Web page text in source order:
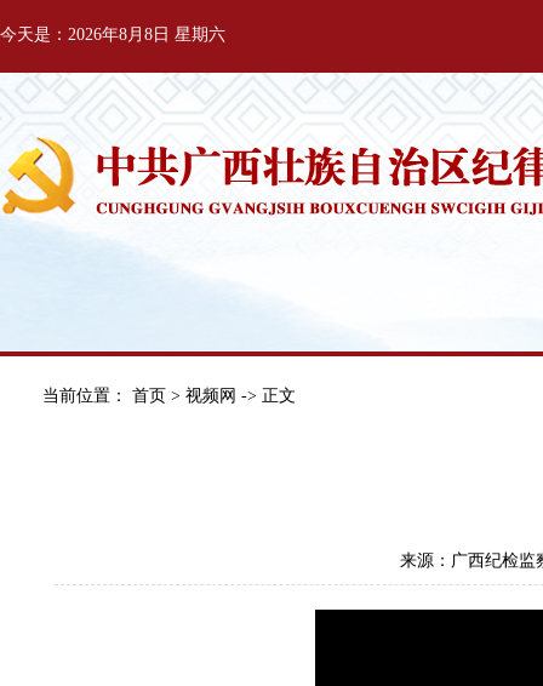
今天是：2026年8月8日 星期六
当前位置： 首页 > 视频网 -> 正文
来源：广西纪检监